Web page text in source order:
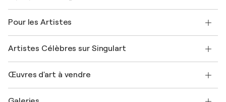
Offrir une carte cadeau
Rejoignez notre programme commercial
Mon compte
+33 1 76 44 06 42
FAQ
Magazine Singulart
Emplois
Découvrez une sélection d'art original
Pour les Artistes
Se connecter en tant qu'Artiste
Artistes Célèbres sur Singulart
Marc Chagall
Œuvres d'art à vendre